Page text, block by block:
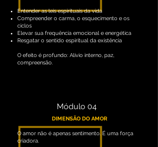
Entender as leis espirituais da vida
Compreender o carma, o esquecimento e os
ciclos
Elevar sua frequência emocional e energética
Resgatar o sentido espiritual da existência
O efeito é profundo: Alívio interno, paz,
compreensão.
DIMENSÃO DO AMOR
O amor não é apenas sentimento. É uma força
criadora.
Módulo 04